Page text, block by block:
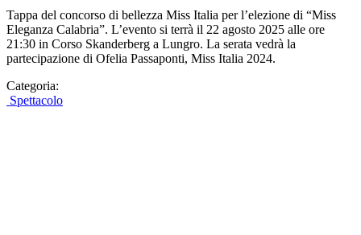
Tappa del concorso di bellezza Miss Italia per l’elezione di “Miss
Eleganza Calabria”. L’evento si terrà il 22 agosto 2025 alle ore
21:30 in Corso Skanderberg a Lungro. La serata vedrà la
partecipazione di Ofelia Passaponti, Miss Italia 2024.
Categoria:
Spettacolo